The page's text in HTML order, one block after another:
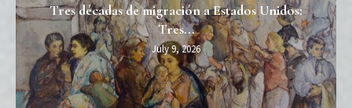
Tres décadas de migración a Estados Unidos:
Tres...
July 9, 2026